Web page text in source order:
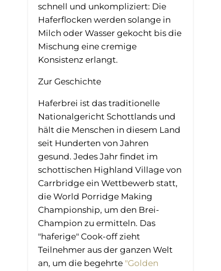
schnell und unkompliziert: Die
Haferflocken werden solange in
Milch oder Wasser gekocht bis die
Mischung eine cremige
Konsistenz erlangt.
Zur Geschichte
Haferbrei ist das traditionelle
Nationalgericht Schottlands und
hält die Menschen in diesem Land
seit Hunderten von Jahren
gesund. Jedes Jahr findet im
schottischen Highland Village von
Carrbridge ein Wettbewerb statt,
die World Porridge Making
Championship, um den Brei-
Champion zu ermitteln. Das
"haferige" Cook-off zieht
Teilnehmer aus der ganzen Welt
an, um die begehrte "Golden